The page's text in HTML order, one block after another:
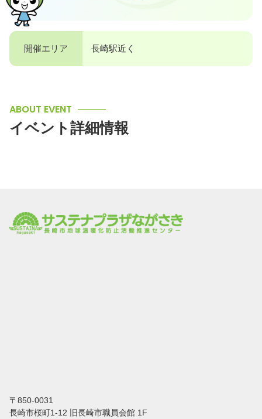
開催エリア 長崎駅近く
ABOUT EVENT
イベント詳細情報
〒850-0031
⻑崎市桜町1-12 旧長崎市職員会館 1F